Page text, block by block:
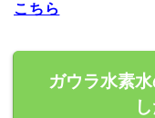
こちら
ガウラ水素